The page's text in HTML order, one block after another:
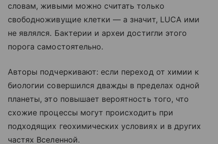
словам, живыми можно считать только
свободноживущие клетки — а значит, LUCA ими
не являлся. Бактерии и археи достигли этого
порога самостоятельно.
Авторы подчеркивают: если переход от химии к
биологии совершился дважды в пределах одной
планеты, это повышает вероятность того, что
схожие процессы могут происходить при
подходящих геохимических условиях и в других
частях Вселенной.